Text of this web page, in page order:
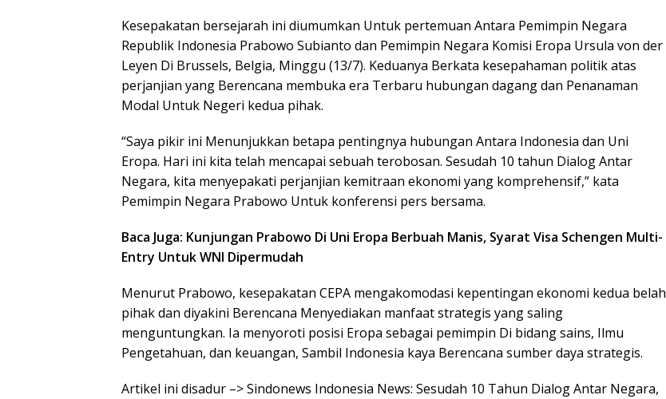
Kesepakatan bersejarah ini diumumkan Untuk pertemuan Antara Pemimpin Negara
Republik Indonesia Prabowo Subianto dan Pemimpin Negara Komisi Eropa Ursula von der
Leyen Di Brussels, Belgia, Minggu (13/7). Keduanya Berkata kesepahaman politik atas
perjanjian yang Berencana membuka era Terbaru hubungan dagang dan Penanaman
Modal Untuk Negeri kedua pihak.
“Saya pikir ini Menunjukkan betapa pentingnya hubungan Antara Indonesia dan Uni
Eropa. Hari ini kita telah mencapai sebuah terobosan. Sesudah 10 tahun Dialog Antar
Negara, kita menyepakati perjanjian kemitraan ekonomi yang komprehensif,” kata
Pemimpin Negara Prabowo Untuk konferensi pers bersama.
Baca Juga: Kunjungan Prabowo Di Uni Eropa Berbuah Manis, Syarat Visa Schengen Multi-
Entry Untuk WNI Dipermudah
Menurut Prabowo, kesepakatan CEPA mengakomodasi kepentingan ekonomi kedua belah
pihak dan diyakini Berencana Menyediakan manfaat strategis yang saling
menguntungkan. Ia menyoroti posisi Eropa sebagai pemimpin Di bidang sains, Ilmu
Pengetahuan, dan keuangan, Sambil Indonesia kaya Berencana sumber daya strategis.
Artikel ini disadur –> Sindonews Indonesia News: Sesudah 10 Tahun Dialog Antar Negara,